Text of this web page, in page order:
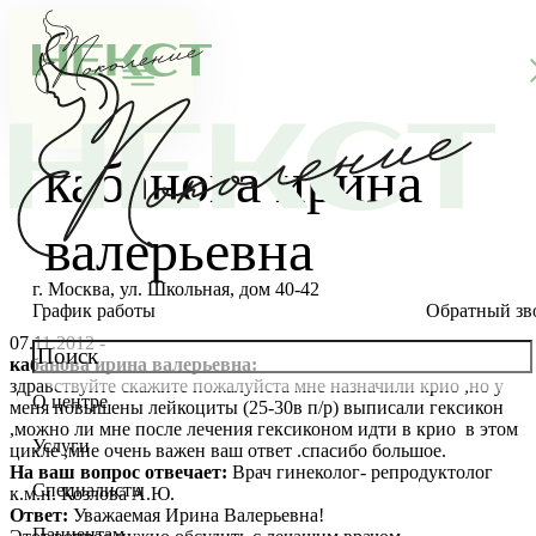
г. Москва, ул. Школьная, дом 40-42
График работы
Обратный
О центре
О клинике
Новости
Благотворительность
Услуги
Консультации специалистов
Стоимость ЭКО
Специалисты
Главный врач
кабанова ирина
валерьевна
07.11.2012 -
кабанова ирина валерьевна:
здравствуйте скажите пожалуйста мне назначили крио ,но у
меня повышены лейкоциты (25-30в п/р) выписали гексикон
,можно ли мне после лечения гексиконом идти в крио в этом
цикле ,мне очень важен ваш ответ .спасибо большое.
На ваш вопрос отвечает: Врач гинеколог- репродуктолог
к.м.н. Козлова А.Ю.
Ответ: Уважаемая Ирина Валерьевна!